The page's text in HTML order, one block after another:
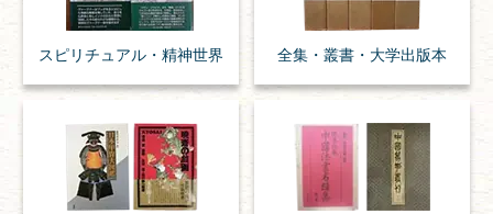
スピリチュアル・ 精神世界 全集・ 叢書・ 大学出版本